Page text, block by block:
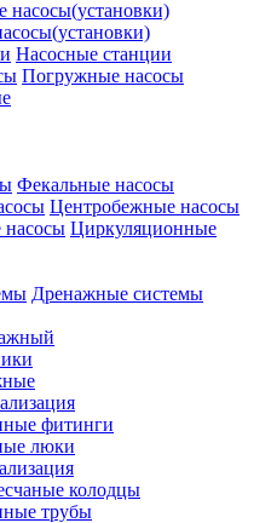
Насосные станции
Погружные насосы
Фекальные насосы
Центробежные насосы
Циркуляционные
Дренажные системы
фитинги
люки
колодцы
трубы